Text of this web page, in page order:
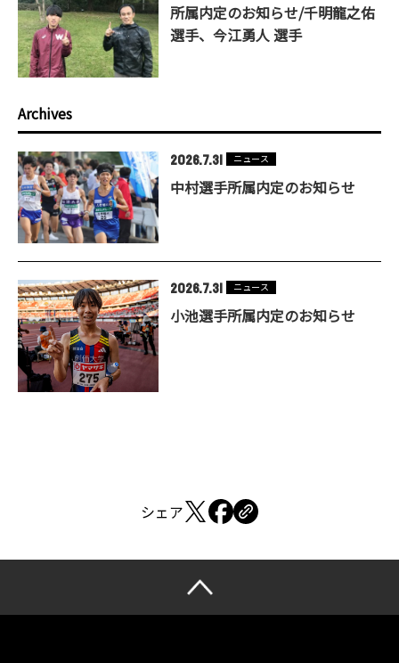
所属内定のお知らせ/千明龍之佑
選手、今江勇人 選手
Archives
2026.7.31 ニュース
中村選手所属内定のお知らせ
2026.7.31 ニュース
小池選手所属内定のお知らせ
シェア